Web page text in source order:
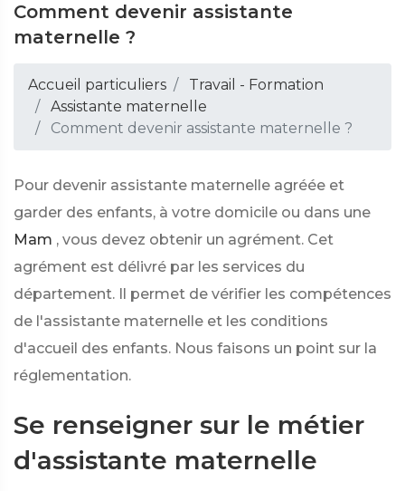
Comment devenir assistante
maternelle ?
Accueil particuliers
Travail - Formation
Assistante maternelle
Comment devenir assistante maternelle ?
Pour devenir assistante maternelle agréée et
garder des enfants, à votre domicile ou dans une
Mam , vous devez obtenir un agrément. Cet
agrément est délivré par les services du
département. Il permet de vérifier les compétences
de l'assistante maternelle et les conditions
d'accueil des enfants. Nous faisons un point sur la
réglementation.
Se renseigner sur le métier
d'assistante maternelle